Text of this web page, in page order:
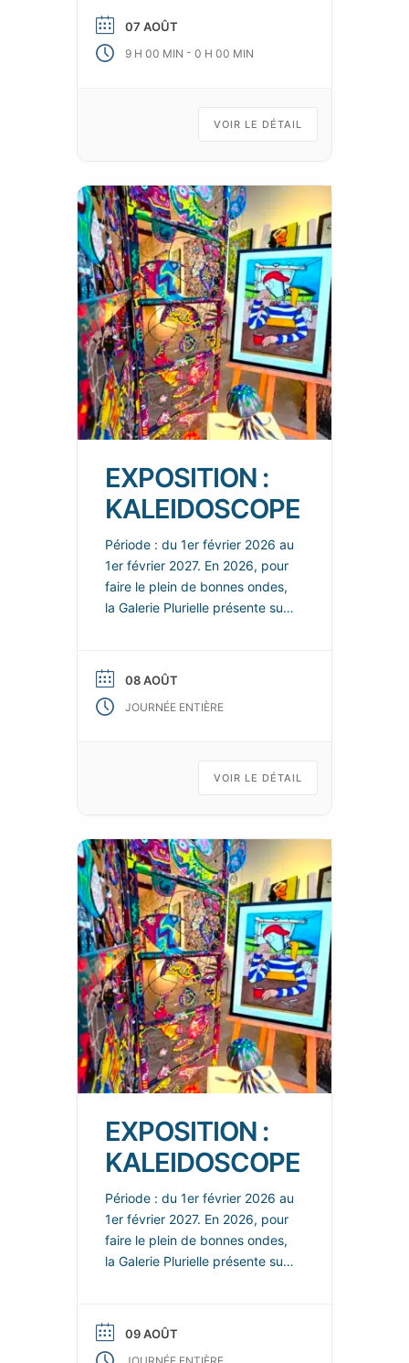
enjouées et colorées, dans
lesquelles les nouvelles œuvres
de ses talentueux artistes
animés d’un kaléidoscope d’art
07 AOÛT
9 H 00 MIN - 0 H 00 MIN
VOIR LE DÉTAIL
EXPOSITION :
KALEIDOSCOPE
Période : du 1er février 2026 au
1er février 2027. En 2026, pour
faire le plein de bonnes ondes,
la Galerie Plurielle présente sur
enjouées et colorées, dans
lesquelles les nouvelles œuvres
de ses talentueux artistes
animés d’un kaléidoscope d’art
08 AOÛT
JOURNÉE ENTIÈRE
VOIR LE DÉTAIL
EXPOSITION :
KALEIDOSCOPE
Période : du 1er février 2026 au
1er février 2027. En 2026, pour
faire le plein de bonnes ondes,
la Galerie Plurielle présente sur
enjouées et colorées, dans
lesquelles les nouvelles œuvres
09 AOÛT